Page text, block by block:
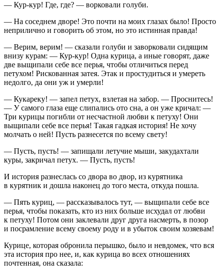
— Кур-кур! Где, где? — ворковали голуби.
— На соседнем дворе! Это почти на моих глазах было! Просто
неприлично и говорить об этом, но это истинная правда!
— Верим, верим! — сказали голуби и заворковали сидящим
внизу курам: — Кур-кур! Одна курица, а иные говорят, даже
две выщипали себе все перья, чтобы отличиться перед
петухом! Рискованная затея. Этак и простудиться и умереть
недолго, да они уж и умерли!
— Кукареку! — запел петух, взлетая на забор. — Проснитесь!
— У самого глаза еще слипались ото сна, а он уже кричал: —
Три курицы погибли от несчастной любви к петуху! Они
выщипали себе все перья! Такая гадкая история! Не хочу
молчать о ней! Пусть разнесется по всему свету!
— Пусть, пусть! — запищали летучие мыши, закудахтали
куры, закричал петух. — Пусть, пусть!
И история разнеслась со двора во двор, из курятника
в курятник и дошла наконец до того места, откуда пошла.
— Пять куриц, — рассказывалось тут, — выщипали себе все
перья, чтобы показать, кто из них больше исхудал от любви
к петуху! Потом они заклевали друг друга насмерть, в позор
и посрамление всему своему роду и в убыток своим хозяевам!
Курице, которая обронила перышко, было и невдомек, что вся
эта история про нее, и, как курица во всех отношениях
почтенная, она сказала: